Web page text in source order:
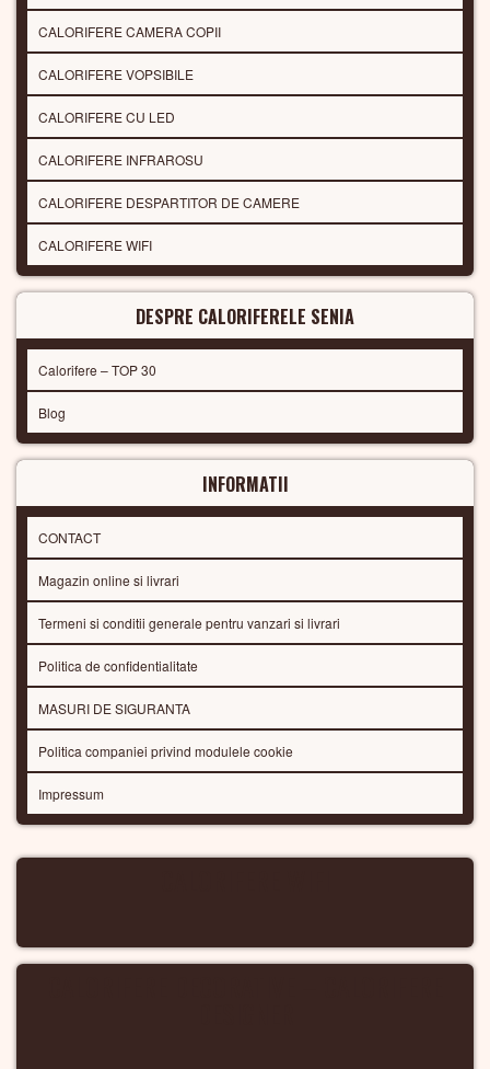
CALORIFERE CAMERA COPII
CALORIFERE VOPSIBILE
CALORIFERE CU LED
CALORIFERE INFRAROSU
CALORIFERE DESPARTITOR DE CAMERE
CALORIFERE WIFI
DESPRE CALORIFERELE SENIA
Calorifere – TOP 30
Blog
INFORMATII
CONTACT
Magazin online si livrari
Termeni si conditii generale pentru vanzari si livrari
Politica de confidentialitate
MASURI DE SIGURANTA
Politica companiei privind modulele cookie
Impressum